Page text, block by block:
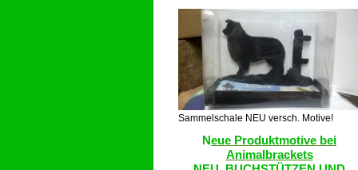
Sammelschale NEU versch. Motive!
Neue Produktmotive bei
Animalbrackets